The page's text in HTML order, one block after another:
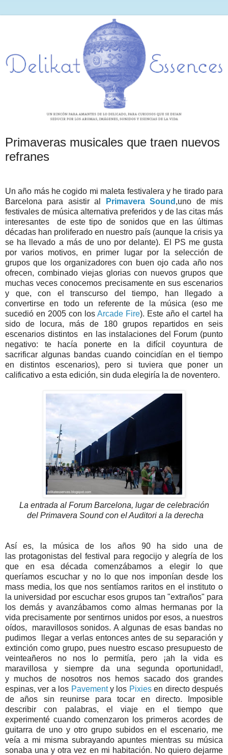
Primaveras musicales que traen nuevos
refranes
Un año más he cogido mi maleta festivalera y he tirado para
Barcelona para asistir al
Primavera Sound ,uno de mis
festivales de música alternativa preferidos y de las citas más
interesantes de este tipo de sonidos que en las últimas
décadas han proliferado en nuestro país (aunque la crisis ya
se ha llevado a más de uno por delante). El PS me gusta
por varios motivos, en primer lugar por la selección de
grupos que los organizadores con buen ojo cada año nos
ofrecen, combinado viejas glorias con nuevos grupos que
muchas veces conocemos precisamente en sus escenarios
y que, con el transcurso del tiempo, han llegado a
convertirse en todo un referente de la música (eso me
sucedió en 2005 con los Arcade Fire). Este año el cartel ha
sido de locura, más de 180 grupos repartidos en seis
escenarios distintos en las instalaciones del Forum (punto
negativo: te hacía ponerte en la difícil coyuntura de
sacrificar algunas bandas cuando coincidían en el tiempo
en distintos escenarios), pero si tuviera que poner un
calificativo a esta edición, sin duda elegiría la de noventero.
La entrada al Forum Barcelona, lugar de celebración
del Primavera Sound con el Auditori a la derecha
Así es, la música de los años 90 ha sido una de
las protagonistas del festival para regocijo y alegría de los
que en esa década comenzábamos a elegir lo que
queríamos escuchar y no lo que nos imponían desde los
mass media, los que nos sentíamos raritos en el instituto o
la universidad por escuchar esos grupos tan "extraños" para
los demás y avanzábamos como almas hermanas por la
vida precisamente por sentirnos unidos por esos, a nuestros
oídos, maravillosos sonidos. A algunas de esas bandas no
pudimos llegar a verlas entonces antes de su separación y
extinción como grupo, pues nuestro escaso presupuesto de
veinteañeros no nos lo permitía, pero ¡ah la vida es
maravillosa y siempre da una segunda oportunidad!,
y muchos de nosotros nos hemos sacado dos grandes
espinas, ver a los Pavementy los Pixiesen directo después
de años sin reunirse para tocar en directo. Imposible
describir con palabras, el viaje en el tiempo que
experimenté cuando comenzaron los primeros acordes de
guitarra de uno y otro grupo subidos en el escenario, me
veía a mi misma subrayando apuntes mientras su música
sonaba una y otra vez en mi habitación. No quiero dejarme